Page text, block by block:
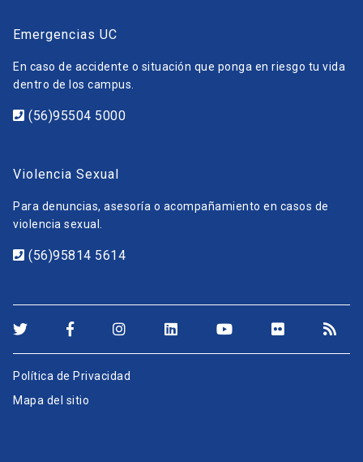
Emergencias UC
En caso de accidente o situación que ponga en riesgo tu vida
dentro de los campus.
(56)95504 5000
Violencia Sexual
Para denuncias, asesoría o acompañamiento en casos de
violencia sexual.
(56)95814 5614
Política de Privacidad
Mapa del sitio